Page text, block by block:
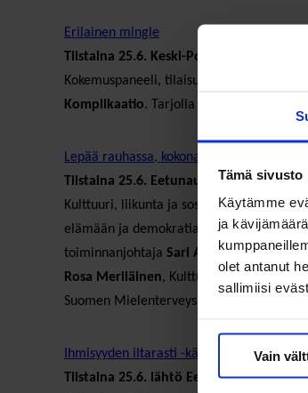
Tämä sivusto
Käytämme
ja
olet antanut
sallimiisi
Vain
Erilainen mingle
Tiistaina 25.6. Keski-Porin kirkko, klo
Kokemuspaneeli, tilaisuuden juontaa
Komplikaatio. Tarjolla keittolounas.
Lepää rauhassa, kokonaisvaltainen
Tiistaina 25.6. Eetunaukion lavalla klo
Kulttuuri, liikunta ja sosiaalisuus ovat
elämään ja demokratian
toiminnanjohtaja Sari Aalto-Matturi,
Rosa Meriläinen, Kulttuuri- ja taidealan
Suomen Mielenterveys ja
Ihmisyyden iltarasti -kävelykierros
Tiistaina 25.6. lähtö Eetunaukion lava